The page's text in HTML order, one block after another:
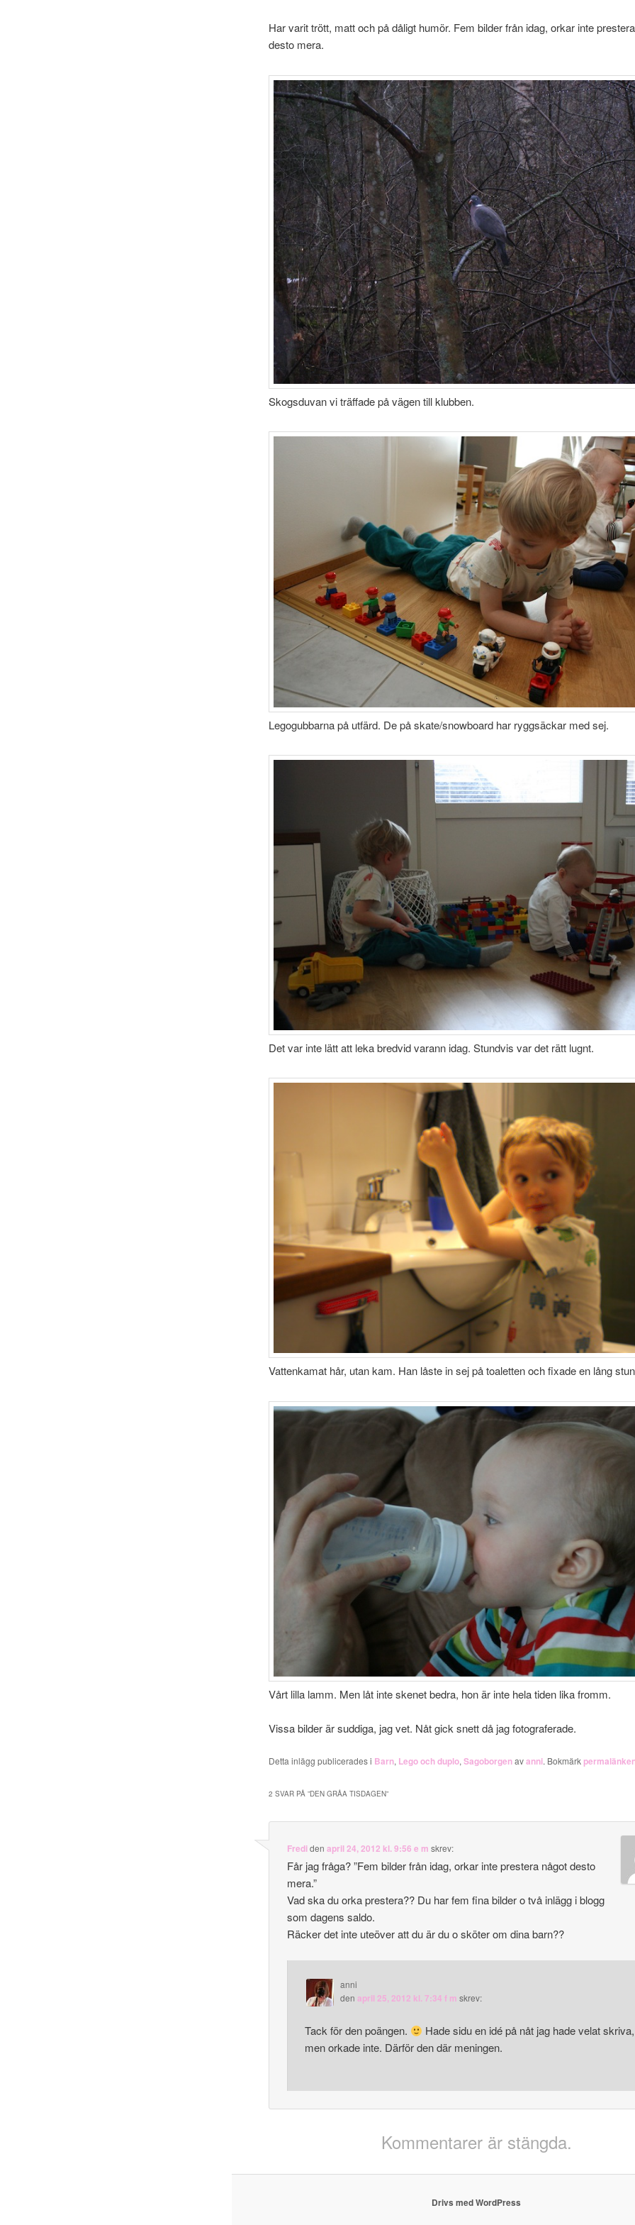
Har varit trött, matt och på dåligt humör. Fem bilder från idag, orkar inte
desto mera.
Skogsduvan vi träffade på vägen till klubben.
Legogubbarna på utfärd. De på skate/snowboard har ryggsäckar med sej.
Det var inte lätt att leka bredvid varann idag. Stundvis var det rätt lugnt.
Vattenkamat hår, utan kam. Han låste in sej på toaletten och fixade en lång
Vårt lilla lamm. Men låt inte skenet bedra, hon är inte hela tiden lika fromm.
Vissa bilder är suddiga, jag vet. Nåt gick snett då jag fotograferade.
Detta inlägg publicerades i Barn, Lego och duplo,Sagoborgenavanni. Bokmärk
2 SVAR PÅ ”DEN GRÅA TISDAGEN”
Frediden april 24, 2012 kl. 9:56 e m skrev:
Får jag fråga? ”Fem bilder från idag, orkar inte prestera något desto
mera.”
Vad ska du orka prestera?? Du har fem fina bilder o två inlägg i blogg
som dagens saldo.
Räcker det inte uteöver att du är du o sköter om dina barn??
anni
denapril 25, 2012 kl. 7:34 f m skrev:
Tack för den poängen.
Hade sidu en idé på nåt jag hade velat skriva,
men orkade inte. Därför den där meningen.
Kommentarer är stängda.
Drivs med WordPress